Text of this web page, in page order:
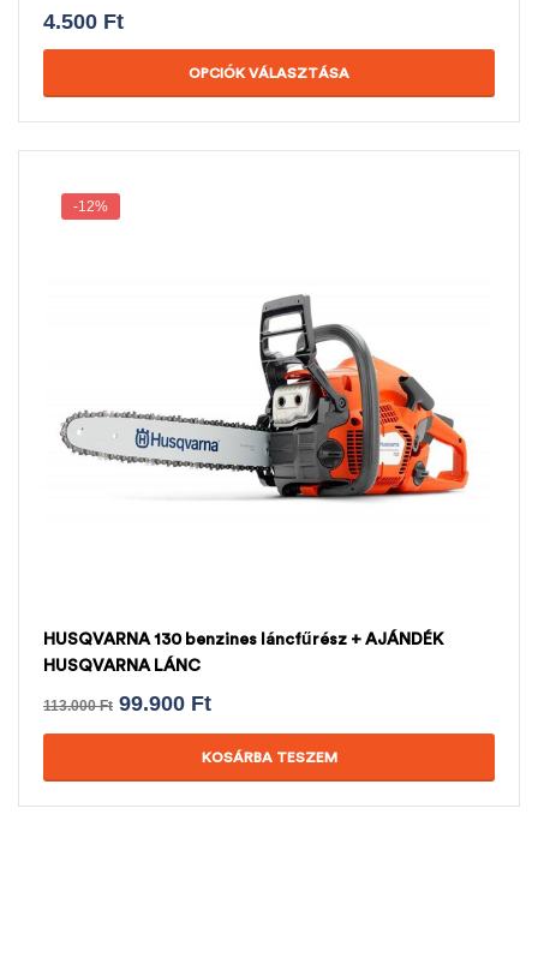
4.500 Ft
OPCIÓK VÁLASZTÁSA
-12%
HUSQVARNA 130 benzines láncfűrész + AJÁNDÉK
HUSQVARNA LÁNC
113.000Ft 99.900 Ft
KOSÁRBA TESZEM